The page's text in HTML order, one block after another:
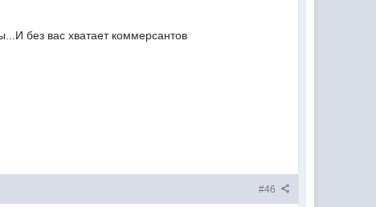
без вас хватает коммерсантов
#46